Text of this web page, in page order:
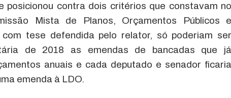
posicionou contra dois critérios que constavam no
Mista de Planos, Orçamentos Públicos e
tese defendida pelo relator, só poderiam ser
de 2018 as emendas de bancadas que já
anuais e cada deputado e senador ficaria
emenda à LDO.